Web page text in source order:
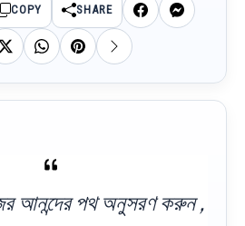
COPY SHARE
আনন্দের পথ অনুসরণ করুন ,